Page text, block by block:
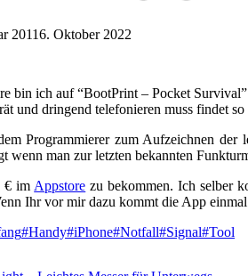
20116. Oktober 2022
bin ich auf “BootPrint – Pocket
und dringend telefonieren muss findet
Programmierer zum Aufzeichnen
wenn man zur letzten bekannten
€ im Appstore zu bekommen. Ich selber
Ihr vor mir dazu kommt die App
#Handy#iPhone#Notfall#Signal#Tool